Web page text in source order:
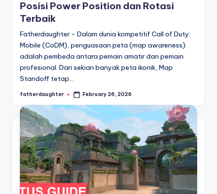
Posisi Power Position dan Rotasi
Terbaik
Fatherdaughter - Dalam dunia kompetitif Call of Duty:
Mobile (CoDM), penguasaan peta (map awareness)
adalah pembeda antara pemain amatir dan pemain
profesional. Dari sekian banyak peta ikonik, Map
Standoff tetap…
Posted
fatherdaughter February 26, 2026